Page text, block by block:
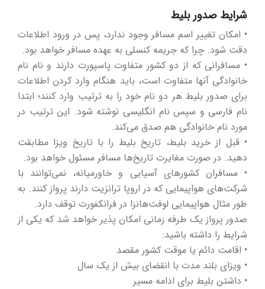
شرایط صدور بلیط
• امکان تغییر اسم مسافر وجود ندارد، پس در ورود اطلاعات
دقت شود. چرا که جریمه کنسلی به عهده مسافر خواهد بود.
• مسافرانی که از دو کشور متفاوت پاسپورت دارند و نام نام
خانوادگی آنها متفاوت است، باید هنگام وارد کردن اطلاعات
برای صدور بلیط هر دو نام خود را به ترتیب وارد کنند؛ ابتدا
نام فارسی و سپس نام انگلیسی نوشته شود. این ترتیب در
مورد نام خانوادگی هم صدق می‌کند.
• قبل از خرید بلیط، تاریخ بلیط را با تاریخ ویزا مطابقت
دهید. در صورت مغایرت تاریخ‌ها مسافر مسئول خواهد بود.
• مسافران کشورهای آسیایی و خاورمیانه، نمی‌توانند با
شرکت‌های هواپیمایی که در اروپا ترانزیت دارند پرواز کنند. به
طور مثال هواپیمایی لوفت‌هانزا در فرانکفورت توقف دارد.
صدور پرواز یک طرفه زمانی امکان پذیر خواهد شد که یکی از
شرایط را داشته باشید:
• اقامت دائم یا موقت کشور مقصد
• ویزای بلند مدت با انقضای بیش از یک سال
• داشتن بلیط برای ادامه مسیر